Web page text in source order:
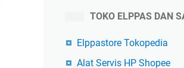
TOKO ELPPAS DAN
Elppastore Tokopedia
Alat Servis HP Shopee